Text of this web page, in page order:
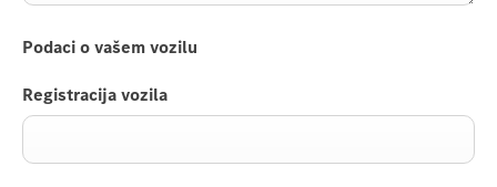
Podaci o vašem vozilu
Registracija vozila